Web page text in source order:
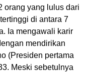
orang yang lulus dari
di antara 7
Ia mengawali karir
mendirikan
(Presiden pertama
Meski sebetulnya